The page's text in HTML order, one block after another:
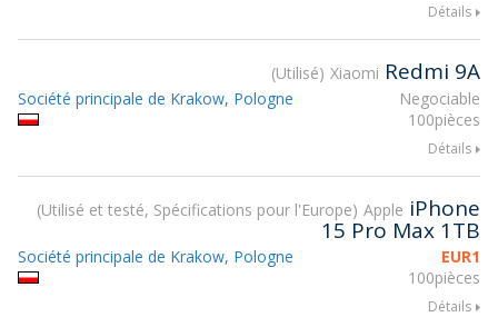
Détails
Utilisé Xiaomi Redmi 9A
Negociable
100pièces
Société principale de Krakow, Pologne
Détails
Utilisé et testé, Spécifications pour l'Europe Apple iPhone
15 Pro Max 1TB
EUR1
100pièces
Société principale de Krakow, Pologne
Détails